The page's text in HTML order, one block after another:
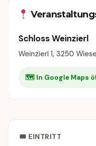
Schloss Weinzierl
Weinzierl 1, 3250
🗺 In Google Maps
🎟 EINTRITT